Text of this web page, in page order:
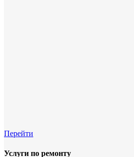
Перейти
Услуги по ремонту